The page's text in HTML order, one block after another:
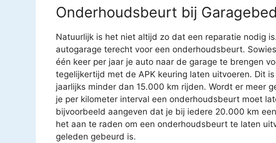
Onderhoudsbeurt bij
Natuurlijk is het niet altijd zo dat een reparatie nodig
autogarage terecht voor een onderhoudsbeurt.
één keer per jaar je auto naar de garage te brengen
tegelijkertijd met de APK keuring laten uitvoeren. Dit
jaarlijks minder dan 15.000 km rijden. Wordt er meer
je per kilometer interval een onderhoudsbeurt moet
bijvoorbeeld aangeven dat je bij iedere 20.000 km
het aan te raden om een onderhoudsbeurt te laten
geleden gebeurd is.